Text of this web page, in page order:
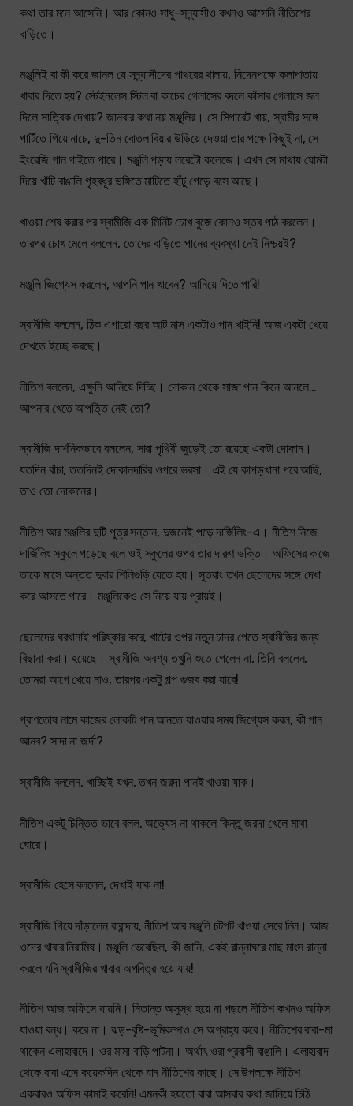
কথা তার মনে আসেনি। আর কোনও সাধু-সন্ন্যাসীও কখনও আসেনি নীতিশের
বাড়িতে।
মঞ্জুলিই বা কী করে জানল যে সন্ন্যাসীদের পাথরের থালায়, নিদেনপক্ষে কলাপাতায়
খাবার দিতে হয়? স্টেইনলেস স্টিল বা কাচের গেলাসের বদলে কাঁসার গেলাসে জল
দিলে সাত্বিক দেখায়? জানবার কথা নয় মঞ্জুলির। সে সিগারেট খায়, স্বামীর সঙ্গে
পার্টিতে গিয়ে নাচে, দু-তিন বোতল বিয়ার উড়িয়ে দেওয়া তার পক্ষে কিছুই না, সে
ইংরেজি গান গাইতে পারে। মঞ্জুলি পড়ায় লরেটো কলেজে। এখন সে মাথায় ঘোমটা
দিয়ে খাঁটি বাঙালি গৃহবধূর ভঙ্গিতে মাটিতে হাঁটু গেড়ে বসে আছে।
খাওয়া শেষ করার পর স্বামীজি এক মিনিট চোখ বুজে কোনও স্তব পাঠ করলেন।
তারপর চোখ মেলে বললেন, তোদের বাড়িতে পানের ব্যবস্থা নেই নিশ্চয়ই?
মঞ্জুলি জিগ্যেস করলেন, আপনি পান খাবেন? আনিয়ে দিতে পারি!
স্বামীজি বললেন, ঠিক এগারো বছর আট মাস একটাও পান খাইনি! আজ একটা খেয়ে
দেখতে ইচ্ছে করছে।
নীতিশ বললেন, এক্ষুনি আনিয়ে দিচ্ছি। দোকান থেকে সাজা পান কিনে আনলে…
আপনার খেতে আপত্তি নেই তো?
স্বামীজি দার্শনিকভাবে বললেন, সারা পৃথিবী জুড়েই তো রয়েছে একটা দোকান।
যতদিন বাঁচা, ততদিনই দোকানদারির ওপরে ভরসা। এই যে কাপড়খানা পরে আছি,
তাও তো দোকানের।
নীতিশ আর মঞ্জলির দুটি পুত্র সন্তান, দুজনেই পড়ে দার্জিলিং-এ। নীতিশ নিজে
দার্জিলিং স্কুলে পড়েছে বলে ওই স্কুলের ওপর তার দারুণ ভক্তি। অফিসের কাজে
তাকে মাসে অন্তত দুবার শিলিগুড়ি যেতে হয়। সুতরাং তখন ছেলেদের সঙ্গে দেখা
করে আসতে পারে। মঞ্জুলিকেও সে নিয়ে যায় প্রায়ই।
ছেলেদের ঘরখানাই পরিষ্কার করে, খাটের ওপর নতুন চাদর পেতে স্বামীজির জন্য
বিছানা করা। হয়েছে। স্বামীজি অবশ্য তখুনি শুতে গেলেন না, তিনি বললেন,
তোমরা আগে খেয়ে নাও, তারপর একটু গল্প গুজব করা যাবে!
প্রাণতোষ নামে কাজের লোকটি পান আনতে যাওয়ার সময় জিগ্যেস করল, কী পান
আনব? সাদা না জর্দা?
স্বামীজি বললেন, খাচ্ছিই যখন, তখন জরদা পানই খাওয়া যাক।
নীতিশ একটু চিন্তিত ভাবে বলল, অভ্যেস না থাকলে কিন্তু জরদা খেলে মাথা
ঘোরে।
স্বামীজি হেসে বললেন, দেখাই যাক না!
স্বামীজি গিয়ে দাঁড়ালেন বারান্দায়, নীতিশ আর মঞ্জুলি চটপট খাওয়া সেরে নিল। আজ
ওদের খাবার নিরামিষ। মঞ্জুলি ভেবেছিল, কী জানি, একই রান্নাঘরে মাছ মাংস রান্না
করলে যদি স্বামীজির খাবার অপবিত্র হয়ে যায়!
নীতিশ আজ অফিসে যায়নি। নিতান্ত অসুস্থ হয়ে না পড়লে নীতিশ কখনও অফিস
যাওয়া বন্ধ। করে না। ঝড়-বৃষ্টি-ভূমিকম্পও সে অগ্রাহ্য করে। নীতিশের বাবা-মা
থাকেন এলাহাবাদে। ওর মামা বাড়ি পাটনা। অর্থাৎ ওরা প্রবাসী বাঙালি। এলাহাবাদ
থেকে বাবা এসে কয়েকদিন থেকে যান নীতিশের কাছে। সে উপলক্ষে নীতিশ
একবারও অফিস কামাই করেনি! এমনকী হয়তো বাবা আসবার কথা জানিয়ে চিঠি